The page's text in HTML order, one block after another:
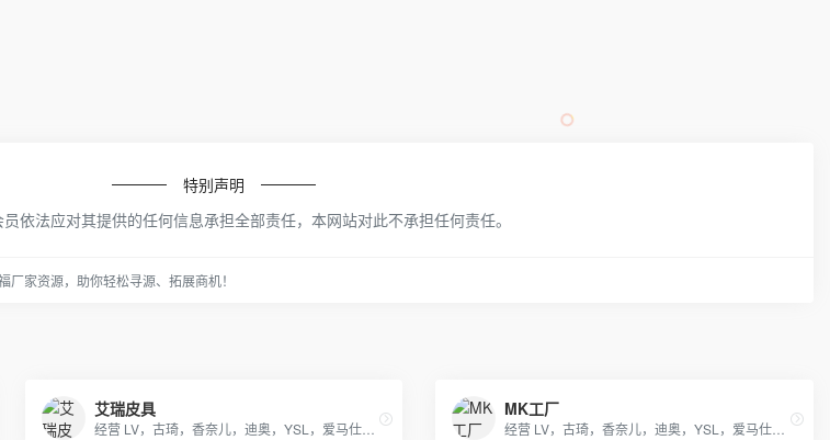
特别声明
依法应对其提供的任何信息承担全部责任，本网站对此不承担任何责任。
家资源，助你轻松寻源、拓展商机！
艾瑞皮具
经营 LV，古琦，香奈儿，迪奥，YSL，爱马仕，芬迪，普拉达等国际一线名包，工厂放货，外贸首选。
MK工厂